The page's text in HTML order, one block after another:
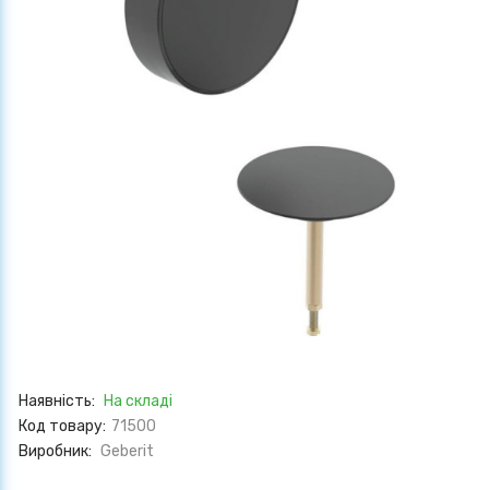
Наявність:
На складі
Код товару: 71500
Виробник: Geberit